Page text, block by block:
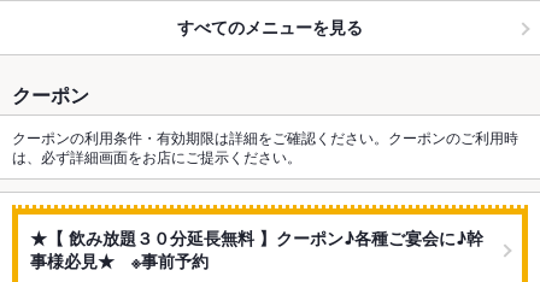
すべてのメニューを見る
クーポン
クーポンの利用条件・有効期限は詳細をご確認ください。クーポンのご利用時
は、必ず詳細画面をお店にご提示ください。
★【 飲み放題３０分延長無料 】クーポン♪各種ご宴会に♪幹
事様必見★ ※事前予約